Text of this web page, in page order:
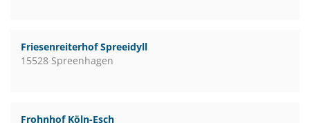
Friesenreiterhof Spreeidyll
15528 Spreenhagen
Frohnhof Köln-Esch